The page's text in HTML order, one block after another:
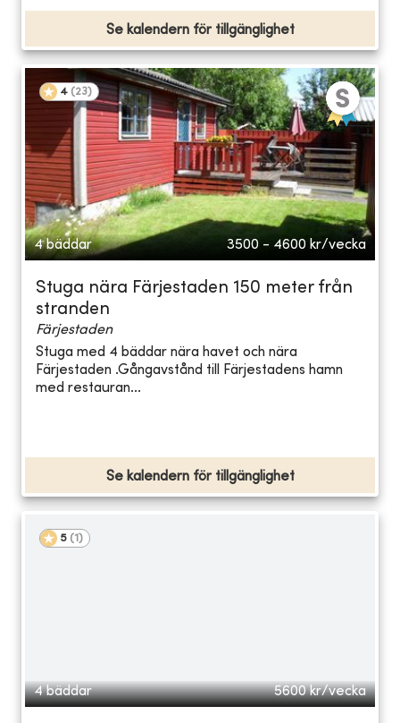
Se kalendern för tillgänglighet
4 (23)
4 bäddar 3500 - 4600 kr/vecka
Stuga nära Färjestaden 150 meter från
stranden
Färjestaden
Stuga med 4 bäddar nära havet och nära
Färjestaden .Gångavstånd till Färjestadens hamn
med restauran...
Se kalendern för tillgänglighet
5 (1 )
4 bäddar 5600 kr/vecka